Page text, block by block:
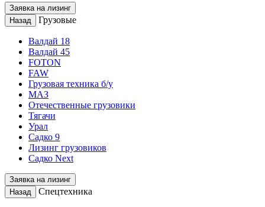
Заявка на лизинг
Назад
Грузовые
Валдай 18
Валдай 45
FOTON
FAW
Грузовая техника б/у
МАЗ
Отечественные грузовики
Тягачи
Урал
Садко 9
Лизинг грузовиков
Садко Next
Заявка на лизинг
Назад
Спецтехника